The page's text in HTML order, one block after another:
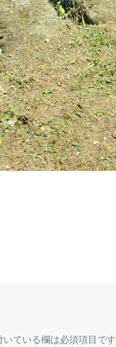
いている欄は必須項目です